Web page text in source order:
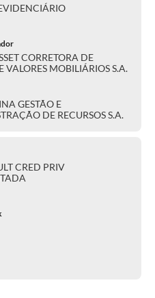
CORRETORA DE
VALORES MOBILIÁRIOS S.A.
GESTÃO E
DE RECURSOS S.A.
CRED PRIV